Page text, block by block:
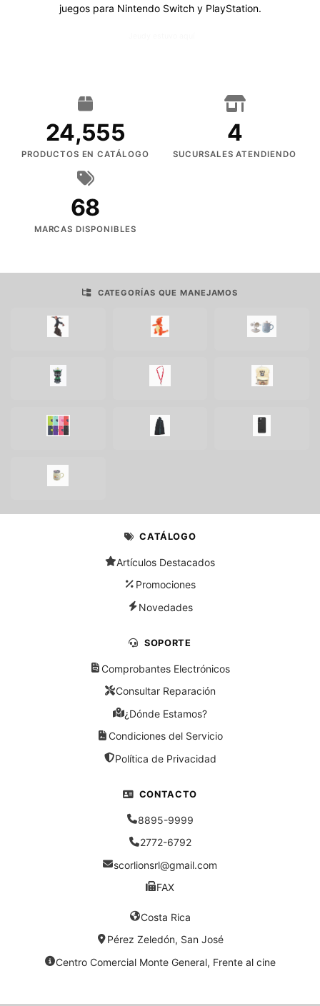
juegos para Nintendo Switch y PlayStation.
24,555
PRODUCTOS EN CATÁLOGO
4
SUCURSALES ATENDIENDO
68
MARCAS DISPONIBLES
CATEGORÍAS QUE MANEJAMOS
CATÁLOGO
Artículos Destacados
Promociones
Novedades
SOPORTE
Comprobantes Electrónicos
Consultar Reparación
¿Dónde Estamos?
Condiciones del Servicio
Política de Privacidad
CONTACTO
8895-9999
2772-6792
scorlionsrl@gmail.com
FAX
Costa Rica
Pérez Zeledón, San José
Centro Comercial Monte General, Frente al cine